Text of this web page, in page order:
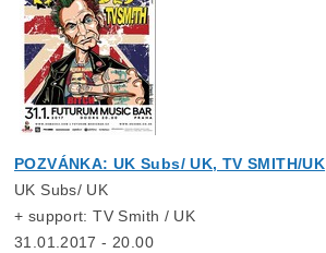
POZVÁNKA: UK Subs/ UK, TV SMITH/UK
UK Subs/ UK
+ support: TV Smith / UK
31.01.2017 - 20.00